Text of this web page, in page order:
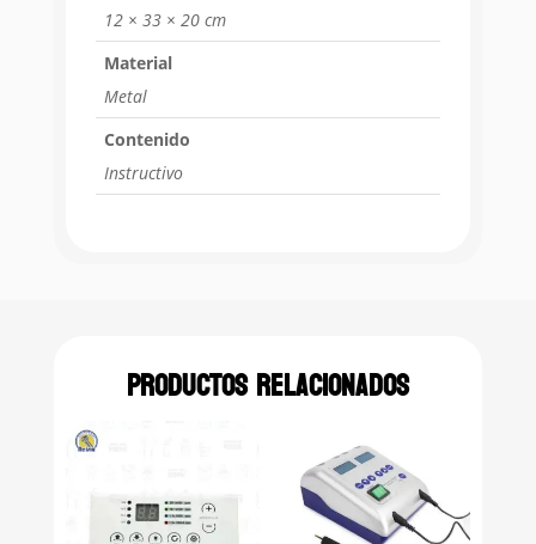
12 × 33 × 20 cm
Material
Metal
Contenido
Instructivo
Productos relacionados